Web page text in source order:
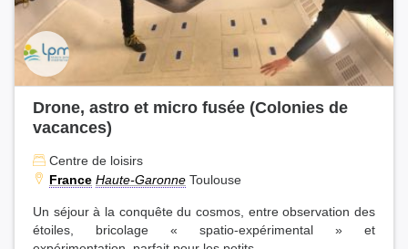
Drone, astro et micro fusée (Colonies de
vacances)
Centre de loisirs
France Haute-Garonne Toulouse
Un séjour à la conquête du cosmos, entre observation des
étoiles, bricolage « spatio-expérimental » et